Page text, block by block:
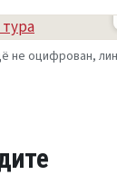
не оцифрован,